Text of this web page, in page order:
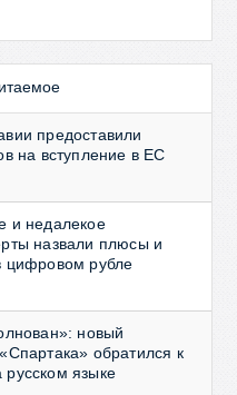
предоставили
на вступление в ЕС
и недалекое
назвали плюсы и
цифровом рубле
новый
обратился к
языке